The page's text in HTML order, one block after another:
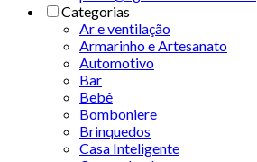
Categorias
Ar e ventilação
Armarinho e Artesanato
Automotivo
Bar
Bebê
Bomboniere
Brinquedos
Casa Inteligente